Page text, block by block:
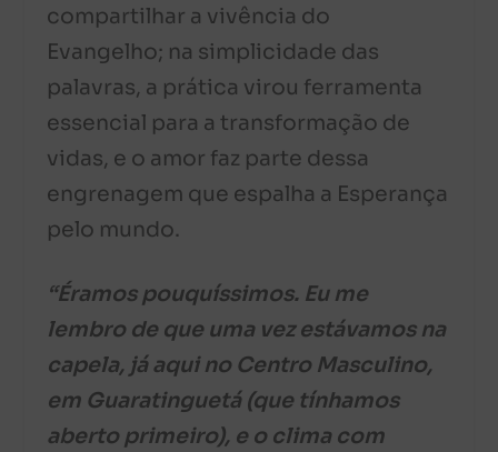
compartilhar a vivência do
Evangelho; na simplicidade das
palavras, a prática virou ferramenta
essencial para a transformação de
vidas, e o amor faz parte dessa
engrenagem que espalha a Esperança
pelo mundo.
“Éramos pouquíssimos. Eu me
lembro de que uma vez estávamos na
capela, já aqui no Centro Masculino,
em Guaratinguetá (que tínhamos
aberto primeiro), e o clima com